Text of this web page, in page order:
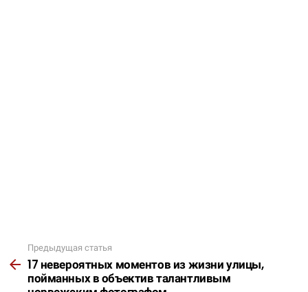
Подробнее
Предыдущая статья
17 невероятных моментов из жизни улицы,
пойманных в объектив талантливым